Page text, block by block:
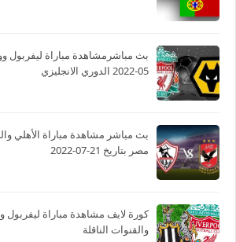
05-2022 الدوري الانجليزي
بث مباشر مشاهدة مباراة الأهلي
مصر بتاريخ 21-07-2022
كورة لايف مشاهدة مباراة ليفربول
والقنوات الناقلة